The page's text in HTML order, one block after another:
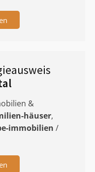
&
häuser,
immobilien /